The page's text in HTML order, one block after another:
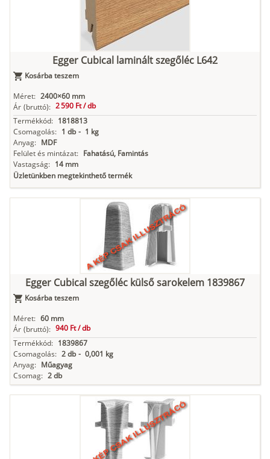
Egger Cubical laminált szegőléc L642
Kosárba teszem
Méret: 2400×60 mm
Ár (bruttó): 2 590 Ft /db
Termékkód: 1818813
Csomagolás: 1 db - 1 kg
Anyag: MDF
Felület és mintázat: Fahatású, Famintás
Vastagság: 14 mm
Üzletünkben megtekinthető termék
Egger Cubical szegőléc külső sarokelem 1839867
Kosárba teszem
Méret: 60 mm
Ár (bruttó): 940 Ft /db
Termékkód: 1839867
Csomagolás: 2 db - 0,001 kg
Anyag: Műagyag
Csomag: 2 db